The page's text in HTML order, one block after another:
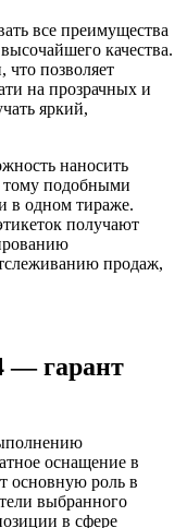
все преимущества
качества.
что позволяет
на прозрачных и
яркий,
наносить
тому подобными
в одном тираже.
получают
продаж,
— гарант
оснащение в
основную роль в
выбранного
в сфере